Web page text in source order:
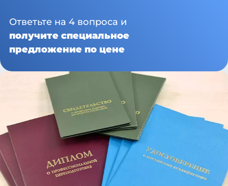
Ответьте на 4 вопроса и
получите специальное
предложение по цене